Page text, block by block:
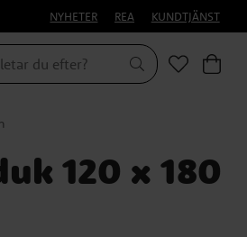
NYHETER REA KUNDTJÄNST
120 x 180